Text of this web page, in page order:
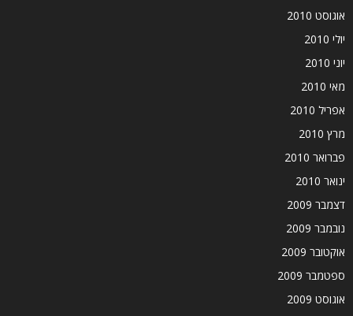
אוגוסט 2010
יולי 2010
יוני 2010
מאי 2010
אפריל 2010
מרץ 2010
פברואר 2010
ינואר 2010
דצמבר 2009
נובמבר 2009
אוקטובר 2009
ספטמבר 2009
אוגוסט 2009